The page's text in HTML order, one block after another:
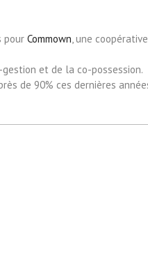
pour Commown, une
et de la co-possession.
de 90% ces dernières